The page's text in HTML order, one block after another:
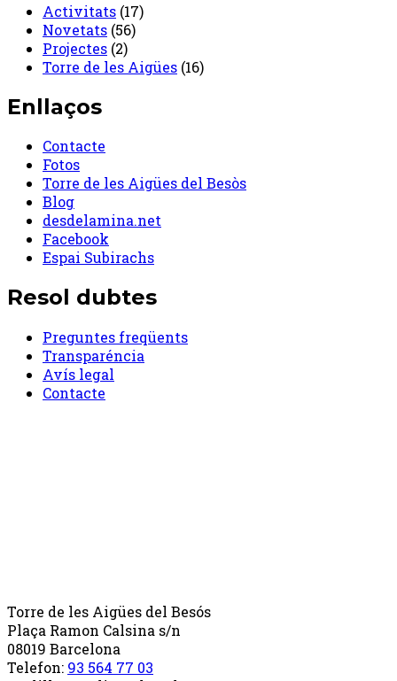
Activitats (17)
Novetats (56)
Projectes (2)
Torre de les Aigües (16)
Enllaços
Contacte
Fotos
Torre de les Aigües del Besòs
Blog
desdelamina.net
Facebook
Espai Subirachs
Resol dubtes
Preguntes freqüents
Transparéncia
Avís legal
Contacte
Torre de les Aigües del Besós
Plaça Ramon Calsina s/n
08019 Barcelona
Telefon: 93 564 77 03